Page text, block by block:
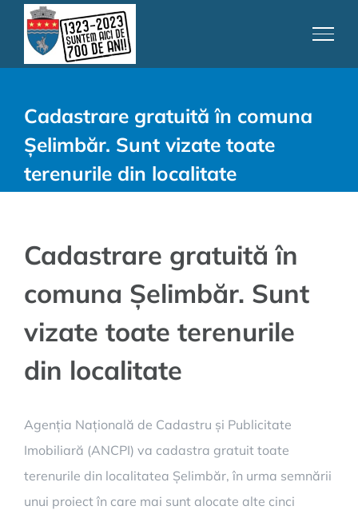
content
Cadastrare gratuită în comuna
Șelimbăr. Sunt vizate toate
terenurile din localitate
Cadastrare gratuită în
comuna Șelimbăr. Sunt
vizate toate terenurile
din localitate
Agenția Națională de Cadastru și Publicitate
Imobiliară (ANCPI) va cadastra gratuit toate
terenurile din localitatea Șelimbăr, în urma semnării
unui proiect în care mai sunt alocate alte cinci